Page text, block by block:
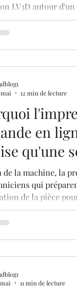
LV3D autour
Cette influence
correspondre aux
en
qu'une
de la machine, la
qui
de la pièce
et
les plus
locales
critiques.
mai
12 min de lecture
mai
11 min de lecture